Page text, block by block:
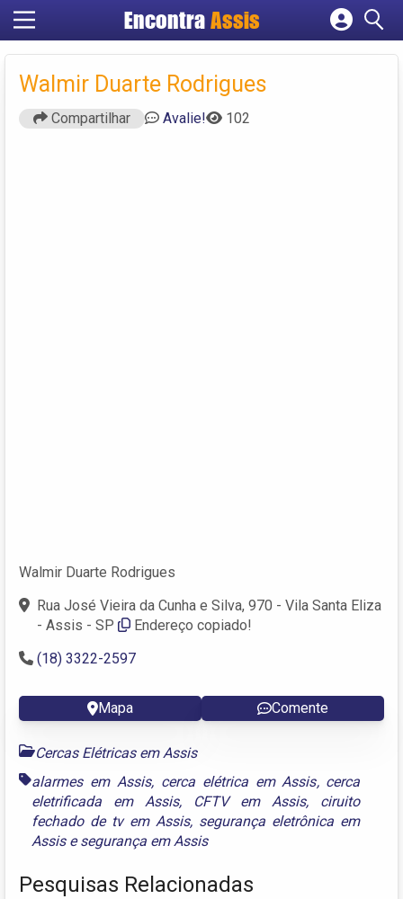
Encontra Assis
Cadastrar empresa
Criar conta
Walmir Duarte Rodrigues
Compartilhar Avalie! 102
Walmir Duarte Rodrigues
Rua José Vieira da Cunha e Silva, 970 - Vila Santa Eliza
- Assis - SP
Endereço copiado!
(18) 3322-2597
Mapa Comente
Cercas Elétricas em Assis
alarmes em Assis, cerca elétrica em Assis, cerca
eletrificada em Assis, CFTV em Assis, ciruito
fechado de tv em Assis, segurança eletrônica em
Assisesegurança em Assis
Pesquisas Relacionadas